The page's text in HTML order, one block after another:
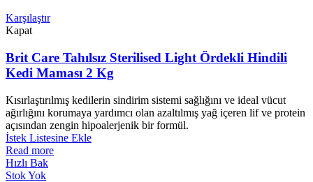
Karşılaştır
Kapat
Brit Care Tahılsız Sterilised Light Ördekli Hindili
Kedi Maması 2 Kg
Kısırlaştırılmış kedilerin sindirim sistemi sağlığını ve ideal vücut
ağırlığını korumaya yardımcı olan azaltılmış yağ içeren lif ve protein
açısından zengin hipoalerjenik bir formül.
İstek Listesine Ekle
Read more
Hızlı Bak
Stok Yok